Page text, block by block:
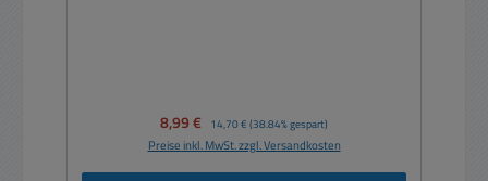
Verkaufspreis:
8,99 € Regulärer Preis:
14,70 € (38.84% gespart)
Preise inkl. MwSt. zzgl. Versandkosten